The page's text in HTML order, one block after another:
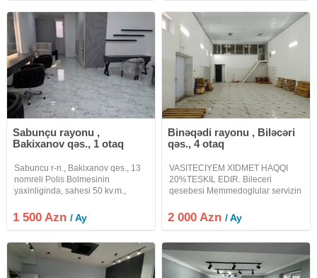
Sabunçu rayonu ,
Bakixanov qəs., 1 otaq
Sabuncu r-n., Bakixanov qes., 13
nomreli Polis Bolmesinin
yaxinliginda, sahesi 50 kv.m.,
butun yuksek seviyyeli
avadanligla Gozellik salonu
% tewkil
1 500 Azn/ Ay
Binəqədi rayonu , Biləcəri
qəs., 4 otaq
VASITECIYEM XIDMET HAQQI
20%TESKIL EDIR. Bileceri
qesebesi Memmedoglular servizin
icareye verilir.Anbar tam
istehsalata yararlidir.Hundurluyu
30metrdi.Obyektde
2 000 Azn/ Ay